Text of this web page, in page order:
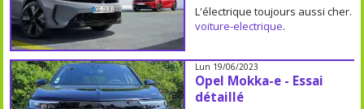
L'électrique toujours aussi cher.
voiture-electrique.
Lun 19/06/2023
Opel Mokka-e - Essai
détaillé